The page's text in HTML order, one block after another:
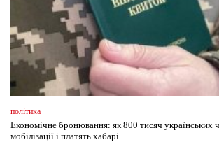
політика
Економічне бронювання: як 800 тисяч українських
мобілізації і платять хабарі